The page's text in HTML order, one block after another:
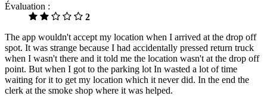
Évaluation :
2
The app wouldn't accept my location when I arrived at the drop off
spot. It was strange because I had accidentally pressed return truck
when I wasn't there and it told me the location wasn't at the drop off
point. But when I got to the parking lot In wasted a lot of time
waiting for it to get my location which it never did. In the end the
clerk at the smoke shop where it was helped.